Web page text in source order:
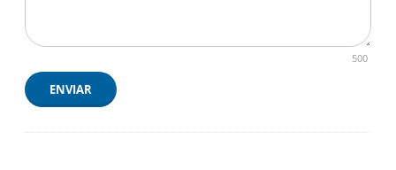
500
ENVIAR